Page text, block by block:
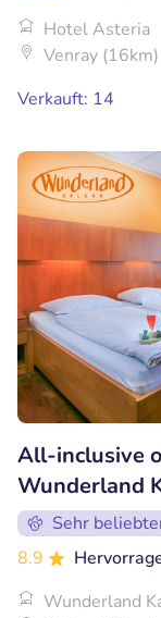
Hotel Asteria
Venray (16km)
Verkauft: 14
All-inclusive
Wunderland
Sehr
8.9
Wunderland